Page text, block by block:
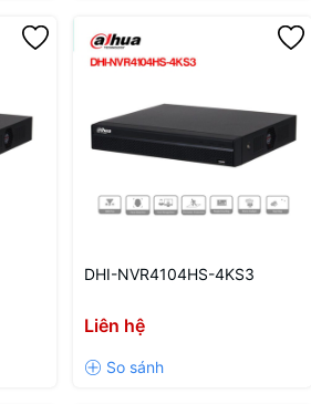
DHI-NVR4104HS-4KS3
Liên hệ